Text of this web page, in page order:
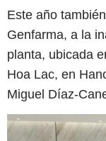
Este año
Genfarma, a la
planta, ubicada
Hoa Lac, en
Miguel Díaz-